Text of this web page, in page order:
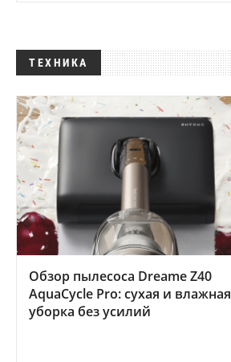
ТЕХНИКА
Обзор пылесоса Dreame Z40
AquaCycle Pro: сухая и влажная
уборка без усилий